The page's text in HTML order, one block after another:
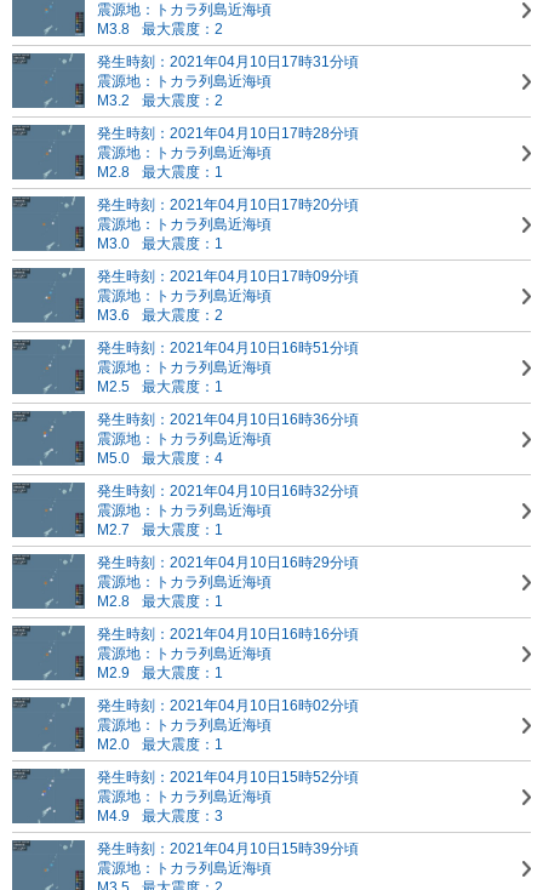
震源地：トカラ列島近海頃
M3.8
最大震度：2
発生時刻：2021年04月10日17時31分頃
震源地：トカラ列島近海頃
M3.2
最大震度：2
発生時刻：2021年04月10日17時28分頃
震源地：トカラ列島近海頃
M2.8
最大震度：1
発生時刻：2021年04月10日17時20分頃
震源地：トカラ列島近海頃
M3.0
最大震度：1
発生時刻：2021年04月10日17時09分頃
震源地：トカラ列島近海頃
M3.6
最大震度：2
発生時刻：2021年04月10日16時51分頃
震源地：トカラ列島近海頃
M2.5
最大震度：1
発生時刻：2021年04月10日16時36分頃
震源地：トカラ列島近海頃
M5.0
最大震度：4
発生時刻：2021年04月10日16時32分頃
震源地：トカラ列島近海頃
M2.7
最大震度：1
発生時刻：2021年04月10日16時29分頃
震源地：トカラ列島近海頃
M2.8
最大震度：1
発生時刻：2021年04月10日16時16分頃
震源地：トカラ列島近海頃
M2.9
最大震度：1
発生時刻：2021年04月10日16時02分頃
震源地：トカラ列島近海頃
M2.0
最大震度：1
発生時刻：2021年04月10日15時52分頃
震源地：トカラ列島近海頃
M4.9
最大震度：3
発生時刻：2021年04月10日15時39分頃
震源地：トカラ列島近海頃